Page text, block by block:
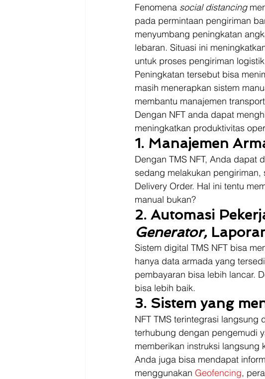
Fenomena social distancing
pada permintaan pengiriman
menyumbang peningkatan
lebaran. Situasi ini
untuk proses pengiriman
Peningkatan tersebut bisa
masih menerapkan sistem
membantu manajemen
Dengan NFT anda dapat
meningkatkan produktivitas
1. Manajemen
Dengan TMS NFT, Anda dapat
sedang melakukan
Delivery Order. Hal ini tentu
manual bukan?
2. Automasi
Generator,
Sistem digital TMS NFT bisa
hanya data armada yang
pembayaran bisa lebih lancar.
bisa lebih baik.
3. Sistem yang
NFT TMS terintegrasi
terhubung dengan pengemudi
memberikan instruksi langsung
Anda juga bisa mendapat
menggunakan Geofencing,